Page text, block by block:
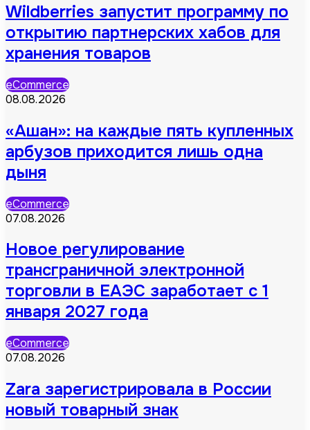
Wildberries запустит программу по
открытию партнерских хабов для
хранения товаров
eCommerce
08.08.2026
«Ашан»: на каждые пять купленных
арбузов приходится лишь одна
дыня
eCommerce
07.08.2026
Новое регулирование
трансграничной электронной
торговли в ЕАЭС заработает с 1
января 2027 года
eCommerce
07.08.2026
Zara зарегистрировала в России
новый товарный знак